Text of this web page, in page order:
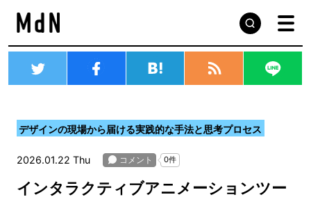
デザインの現場から届ける実践的な手法と思考プロセス
2026.01.22 Thu
インタラクティブアニメーションツー